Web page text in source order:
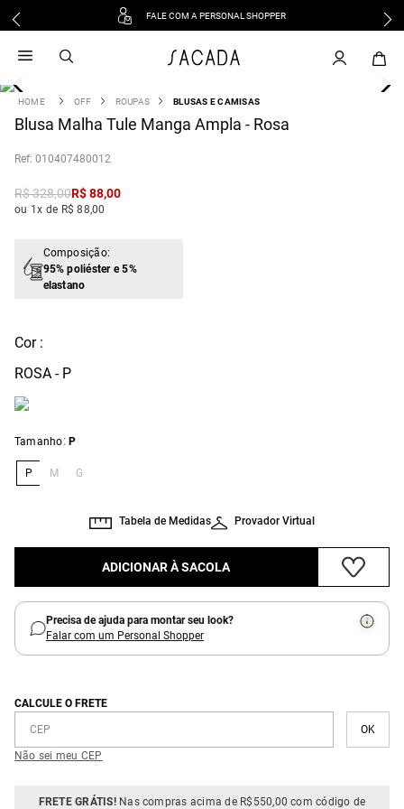
FALE COM A PERSONAL SHOPPER
OFF ROUPAS BLUSAS E CAMISAS
Blusa Malha Tule Manga Ampla - Rosa
: 010407480012
R$328,00R$88,00
ou 1x de R$ 88,00
Composição:
95% poliéster e 5%
elastano
Cor :
ROSA - P
Tamanho: P
P M G
Provador Virtual
Tabela de Medidas
ADICIONAR À SACOLA
Precisa de ajuda para montar seu look?
Falar com um Personal Shopper
CALCULE O FRETE
Não sei meu CEP
FRETE GRÁTIS!Nas compras acima de R$550,00 com código de
vestido
3 º blusa
º tricot
º macacão
jeans
º vestido curto